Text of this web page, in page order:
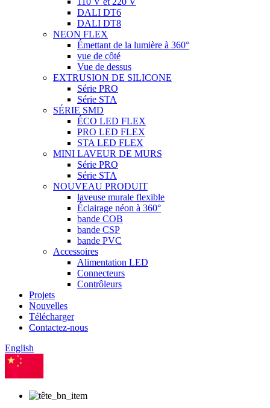
DALI DT6
DALI DT8
NEON FLEX
Émettant de la lumière à 360°
vue de côté
Vue de dessus
EXTRUSION DE SILICONE
Série PRO
Série STA
SÉRIE SMD
ÉCO LED FLEX
PRO LED FLEX
STA LED FLEX
MINI LAVEUR DE MURS
Série PRO
Série STA
NOUVEAU PRODUIT
laveuse murale flexible
Éclairage néon à 360°
bande COB
bande CSP
bande PVC
Accessoires
Alimentation LED
Connecteurs
Contrôleurs
Projets
Nouvelles
Télécharger
Contactez-nous
English